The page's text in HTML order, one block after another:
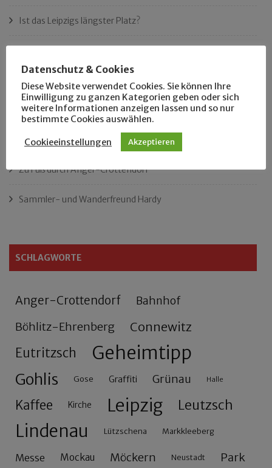
Ist das Leipzigs längster Platz?
Das neue Eutritzsch-Buch
Der Leipziger Schmiedetag von 1904
Rennfahrer in Schönefeld und Zschocher
Zu Fuß durch Anger-Crottendorf
Sammler- und Wanderfreund Hardy
SCHLAGWORTE
Anger-Crottendorf Bahnhof
Böhlitz-Ehrenberg Connewitz
Eutritzsch Geheimtipp
Gohlis Gose Graffiti Grünau Halle
Kaffee Kirche Leipzig Leutzsch
Lindenau Lützschena Markkleeberg
Messe Mockau Möckern Neustadt Park
Datenschutz & Cookies
Diese Website verwendet Cookies. Sie können Ihre
Einwilligung zu ganzen Kategorien geben oder sich
weitere Informationen anzeigen lassen und so nur
bestimmte Cookies auswählen.
Cookieeinstellungen Akzeptieren